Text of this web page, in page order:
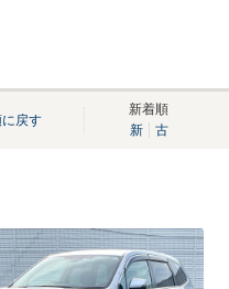
戻す
新着順
新
古